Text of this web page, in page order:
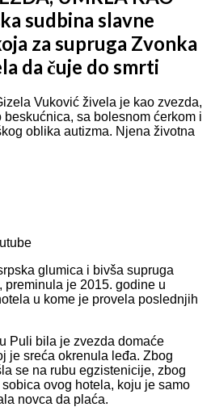
sudbina slavne
za supruga Zvonka
da čuje do smrti
Vuković živela je kao zvezda,
sa bolesnom ćerkom i
oblika autizma. Njena životna
glumica i bivša supruga
preminula je 2015. godine u
u kome je provela poslednjih
Puli bila je zvezda domaće
je sreća okrenula leđa. Zbog
se na rubu egzistenicije, zbog
ovog hotela, koju je samo
novca da plaća.